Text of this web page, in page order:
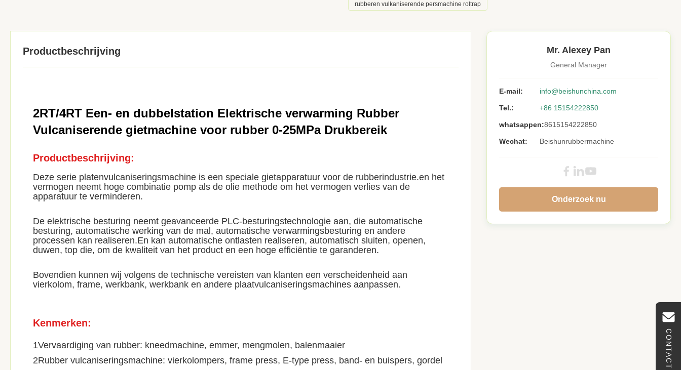
CONTACT
rubberen vulkaniserende persmachine roltrap
Productbeschrijving
2RT/4RT Een- en dubbelstation Elektrische verwarming Rubber
Vulcaniserende gietmachine voor rubber 0-25MPa Drukbereik
Productbeschrijving:
Deze serie platenvulcaniseringsmachine is een speciale gietapparatuur voor de rubberindustrie.en het
vermogen neemt hoge combinatie pomp als de olie methode om het vermogen verlies van de
apparatuur te verminderen.
De elektrische besturing neemt geavanceerde PLC-besturingstechnologie aan, die automatische
besturing, automatische werking van de mal, automatische verwarmingsbesturing en andere
processen kan realiseren.En kan automatische ontlasten realiseren, automatisch sluiten, openen,
duwen, top die, om de kwaliteit van het product en een hoge efficiëntie te garanderen.
Bovendien kunnen wij volgens de technische vereisten van klanten een verscheidenheid aan
vierkolom, frame, werkbank, werkbank en andere plaatvulcaniseringsmachines aanpassen.
Kenmerken:
1Vervaardiging van rubber: kneedmachine, emmer, mengmolen, balenmaaier
2Rubber vulcaniseringsmachine: vierkolompers, frame press, E-type press, band- en buispers, gordel
Mr. Alexey Pan
General Manager
E-mail: info@beishunchina.com
Tel.: +86 15154222850
whatsappen:8615154222850
Wechat: Beishunrubbermachine
Onderzoek nu